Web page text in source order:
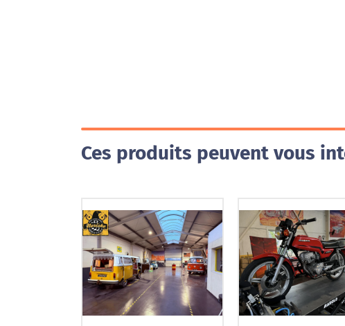
Ces produits peuvent vous